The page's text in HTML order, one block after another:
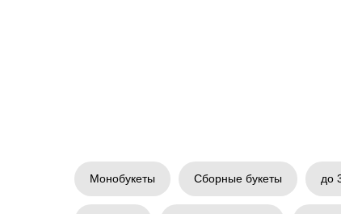
Монобукеты Сборные букеты до